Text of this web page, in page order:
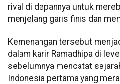
rival di depannya untuk
menjelang garis finis dan
Kemenangan tersebut
dalam karir Ramadhipa di
sebelumnya mencatat
Indonesia pertama yang